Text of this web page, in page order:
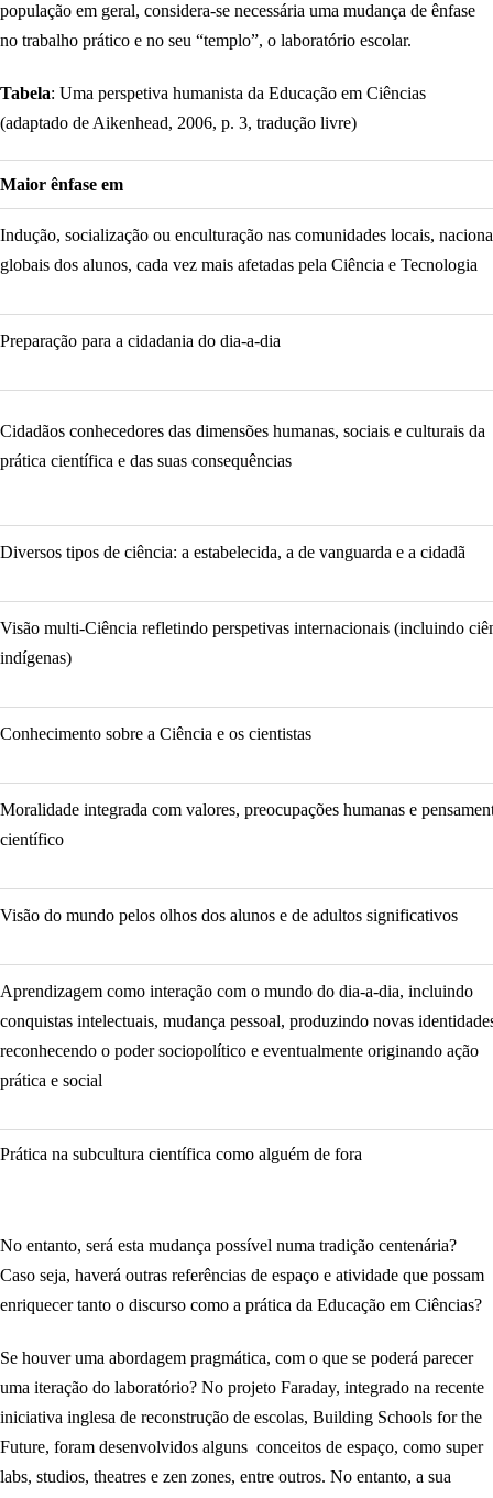
população em geral, considera-se necessária uma mudança de ênfase
no trabalho prático e no seu “templo”, o laboratório escolar.
Tabela: Uma perspetiva humanista da Educação em Ciências
(adaptado de Aikenhead, 2006, p. 3, tradução livre)
Maior ênfase em
Indução, socialização ou enculturação nas comunidades locais,
globais dos alunos, cada vez mais afetadas pela Ciência e Tecnologia
Preparação para a cidadania do dia-a-dia
Cidadãos conhecedores das dimensões humanas, sociais e culturais da
prática científica e das suas consequências
Diversos tipos de ciência: a estabelecida, a de vanguarda e a cidadã
Visão multi-Ciência refletindo perspetivas internacionais (incluindo
indígenas)
Conhecimento sobre a Ciência e os cientistas
Moralidade integrada com valores, preocupações humanas e
científico
Visão do mundo pelos olhos dos alunos e de adultos significativos
Aprendizagem como interação com o mundo do dia-a-dia, incluindo
conquistas intelectuais, mudança pessoal, produzindo novas
reconhecendo o poder sociopolítico e eventualmente originando ação
prática e social
Prática na subcultura científica como alguém de fora
No entanto, será esta mudança possível numa tradição centenária?
Caso seja, haverá outras referências de espaço e atividade que possam
enriquecer tanto o discurso como a prática da Educação em Ciências?
Se houver uma abordagem pragmática, com o que se poderá parecer
uma iteração do laboratório? No projeto Faraday, integrado na recente
iniciativa inglesa de reconstrução de escolas, Building Schools for the
Future, foram desenvolvidos alguns conceitos de espaço, como super
labs, studios, theatres e zen zones, entre outros. No entanto, a sua